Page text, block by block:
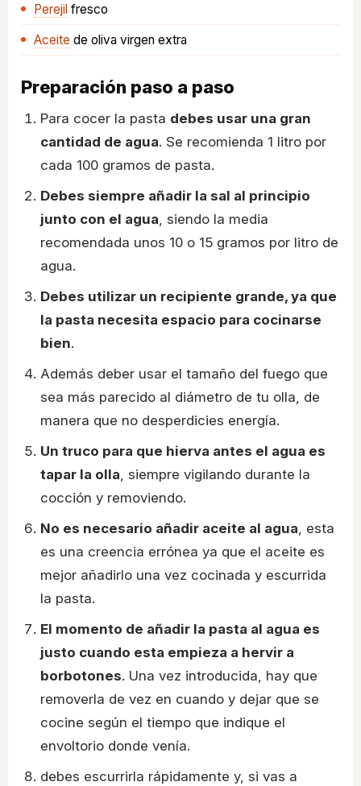
Perejil fresco
Aceite de oliva virgen extra
Preparación paso a paso
Para cocer la pasta debes usar una gran
cantidad de agua. Se recomienda 1 litro por
cada 100 gramos de pasta.
Debes siempre añadir la sal al principio
junto con el agua, siendo la media
recomendada unos 10 o 15 gramos por litro de
agua.
Debes utilizar un recipiente grande, ya que
la pasta necesita espacio para cocinarse
bien.
Además deber usar el tamaño del fuego que
sea más parecido al diámetro de tu olla, de
manera que no desperdicies energía.
Un truco para que hierva antes el agua es
tapar la olla, siempre vigilando durante la
cocción y removiendo.
No es necesario añadir aceite al agua, esta
es una creencia errónea ya que el aceite es
mejor añadirlo una vez cocinada y escurrida
la pasta.
El momento de añadir la pasta al agua es
justo cuando esta empieza a hervir a
borbotones. Una vez introducida, hay que
removerla de vez en cuando y dejar que se
cocine según el tiempo que indique el
envoltorio donde venía.
debes escurrirla rápidamente y, si vas a